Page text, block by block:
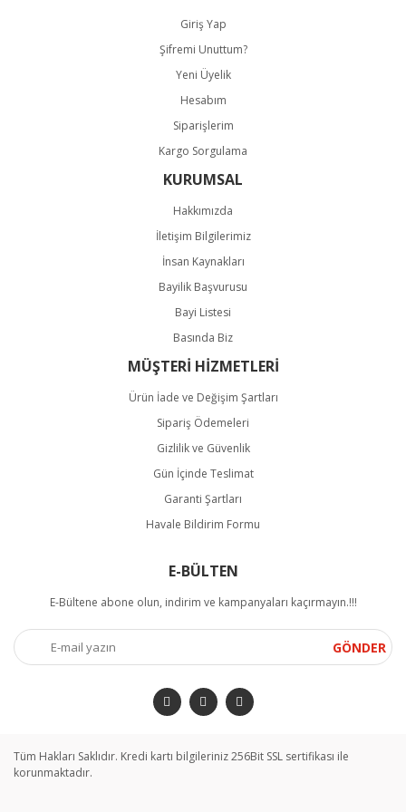
Gönder
Giriş Yap
Şifremi Unuttum?
Yeni Üyelik
Hesabım
Siparişlerim
Kargo Sorgulama
KURUMSAL
Hakkımızda
İletişim Bilgilerimiz
İnsan Kaynakları
Bayilik Başvurusu
Bayi Listesi
Basında Biz
MÜŞTERİ HİZMETLERİ
Ürün İade ve Değişim Şartları
Sipariş Ödemeleri
Gizlilik ve Güvenlik
Gün İçinde Teslimat
Garanti Şartları
Havale Bildirim Formu
E-BÜLTEN
E-Bültene abone olun, indirim ve kampanyaları kaçırmayın.!!!
GÖNDER
Tüm Hakları Saklıdır. Kredi kartı bilgileriniz 256Bit SSL sertifikası ile
korunmaktadır.